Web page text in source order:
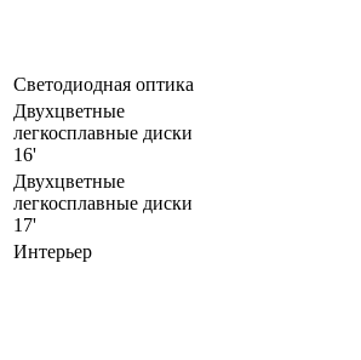
Светодиодная оптика
Двухцветные
легкосплавные диски
16'
Двухцветные
легкосплавные диски
17'
Интерьер